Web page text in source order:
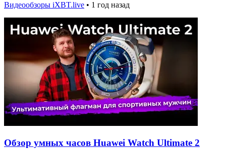
Видеообзоры iXBT.live • 1 год назад
Обзор умных часов Huawei Watch Ultimate 2